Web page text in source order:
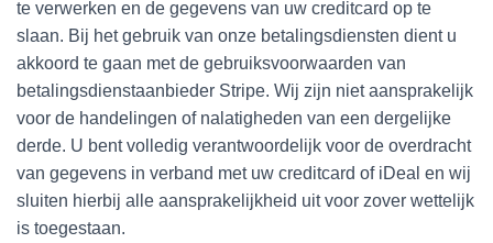
te verwerken en de gegevens van uw creditcard op te
slaan. Bij het gebruik van onze betalingsdiensten dient u
akkoord te gaan met de gebruiksvoorwaarden van
betalingsdienstaanbieder Stripe. Wij zijn niet aansprakelijk
voor de handelingen of nalatigheden van een dergelijke
derde. U bent volledig verantwoordelijk voor de overdracht
van gegevens in verband met uw creditcard of iDeal en wij
sluiten hierbij alle aansprakelijkheid uit voor zover wettelijk
is toegestaan.